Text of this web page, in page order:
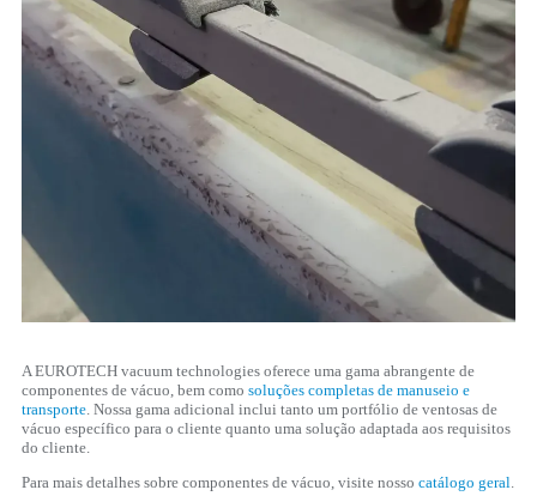
A EUROTECH vacuum technologies oferece uma gama abrangente de
componentes de vácuo, bem como soluções completas de manuseio e
transporte. Nossa gama adicional inclui tanto um portfólio de ventosas de
vácuo específico para o cliente quanto uma solução adaptada aos requisitos
do cliente.
Para mais detalhes sobre componentes de vácuo, visite nosso catálogo geral.